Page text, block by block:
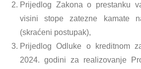
Prijedlog Zakona o prestanku
visini stope zatezne kamate
(skraćeni postupak),
Prijedlog Odluke o kreditnom
2024. godini za realizovanje